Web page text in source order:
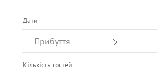
Дати
Прибуття
Кількість гостей